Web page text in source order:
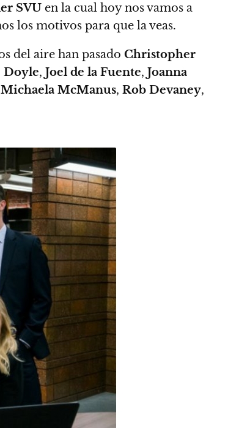
SVU en la cual hoy nos vamos a
los motivos para que la veas.
del aire han pasado Christopher
, Joel de la Fuente, Joanna
Michaela McManus, Rob Devaney,